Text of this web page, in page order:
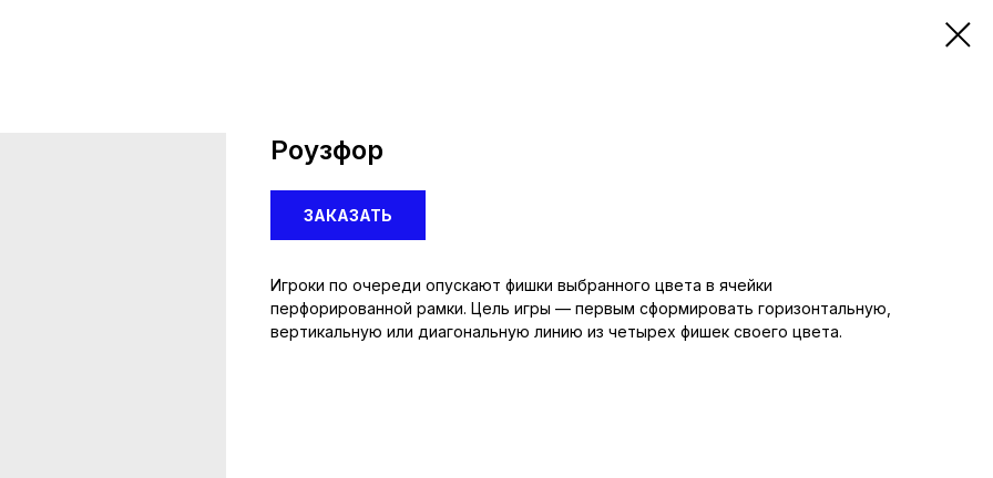
Роузфор
ЗАКАЗАТЬ
Игроки по очереди опускают фишки выбранного цвета в ячейки
перфорированной рамки. Цель игры — первым сформировать горизонтальную,
вертикальную или диагональную линию из четырех фишек своего цвета.